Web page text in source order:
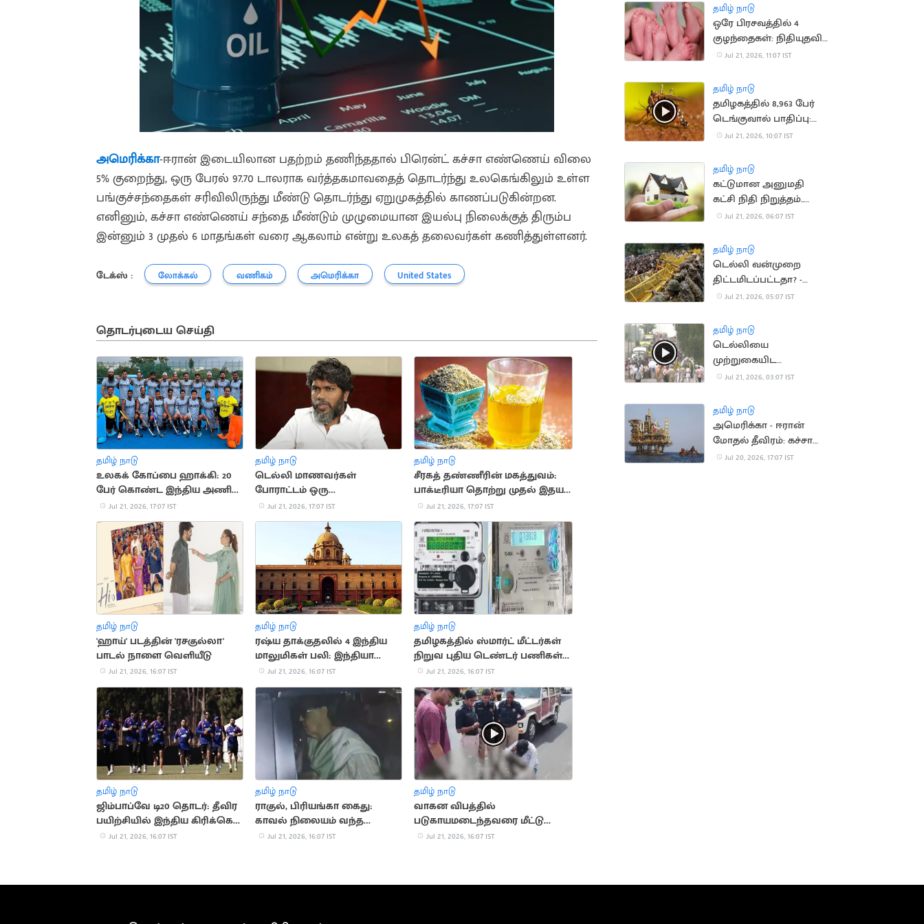
அமெரிக்கா-ஈரான் இடையிலான பதற்றம் தணிந்ததால் பிரென்ட் கச்சா எண்ணெய் விலை
5% குறைந்து, ஒரு பேரல் 97.70 டாலராக வர்த்தகமாவதைத் தொடர்ந்து உலகெங்கிலும் உள்ள
பங்குச்சந்தைகள் சரிவிலிருந்து மீண்டு தொடர்ந்து ஏறுமுகத்தில் காணப்படுகின்றன.
எனினும், கச்சா எண்ணெய் சந்தை மீண்டும் முழுமையான இயல்பு நிலைக்குத் திரும்ப
இன்னும் 3 முதல் 6 மாதங்கள் வரை ஆகலாம் என்று உலகத் தலைவர்கள் கணித்துள்ளனர்.
டேக்ஸ் : லோக்கல் வணிகம் அமெரிக்கா United States
தொடர்புடைய செய்தி
தமிழ் நாடு
உலகக் கோப்பை ஹாக்கி: 20
பேர் கொண்ட இந்திய அணி
அறிவிப்பு
Jul 21, 2026, 17:07 IST
தமிழ் நாடு
டெல்லி மாணவர்கள்
போராட்டம் ஒரு
தலைமுறையின் ஒட்டுமொத்த
கோபம்: பா.ரஞ்சித்
Jul 21, 2026, 17:07 IST
தமிழ் நாடு
சீரகத் தண்ணீரின் மகத்துவம்:
பாக்டீரியா தொற்று முதல் இதய
பாதுகாப்பு வரை
Jul 21, 2026, 17:07 IST
தமிழ் நாடு
'ஹாய்' படத்தின் 'ரசகுல்லா'
பாடல் நாளை வெளியீடு
Jul 21, 2026, 16:07 IST
தமிழ் நாடு
ரஷ்ய தாக்குதலில் 4 இந்திய
மாலுமிகள் பலி: இந்தியா
கண்டனம்
Jul 21, 2026, 16:07 IST
தமிழ் நாடு
தமிழகத்தில் ஸ்மார்ட் மீட்டர்கள்
நிறுவ புதிய டெண்டர் பணிகள்
தொடக்கம்
Jul 21, 2026, 16:07 IST
தமிழ் நாடு
ஜிம்பாப்வே டி20 தொடர்: தீவிர
பயிற்சியில் இந்திய கிரிக்கெட்
அணி
Jul 21, 2026, 16:07 IST
தமிழ் நாடு
ராகுல், பிரியங்கா கைது:
காவல் நிலையம் வந்த
சோனியா காந்தி
Jul 21, 2026, 16:07 IST
தமிழ் நாடு
வாகன விபத்தில்
படுகாயமடைந்தவரை மீட்டு
மருத்துவமனையில் சேர்த்த
Jul 21, 2026, 16:07 IST
தமிழ் நாடு
ஒரே பிரசவத்தில் 4
குழந்தைகள்: நிதியுதவி
கோரும் ஆஸ்திரேலிய
Jul 21, 2026, 11:07 IST
தமிழ் நாடு
தமிழகத்தில் 8,963 பேர்
டெங்குவால் பாதிப்பு:
சுகாதாரத்துறை தகவல்
Jul 21, 2026, 10:07 IST
தமிழ் நாடு
கட்டுமான அனுமதி
கட்சி நிதி நிறுத்தம்..
வீடுகள் விலை
Jul 21, 2026, 06:07 IST
தமிழ் நாடு
டெல்லி வன்முறை
திட்டமிடப்பட்டதா? -
விசாரணை தீவிரம்
Jul 21, 2026, 05:07 IST
தமிழ் நாடு
டெல்லியை
முற்றுகையிட
விவசாயிகள் ஆயத்தம்
Jul 21, 2026, 03:07 IST
தமிழ் நாடு
அமெரிக்கா - ஈரான்
மோதல் தீவிரம்: கச்சா
எண்ணெய் தட்டுப்பாடு
Jul 20, 2026, 17:07 IST